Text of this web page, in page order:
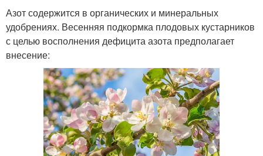
Азот содержится в органических и минеральных
удобрениях. Весенняя подкормка плодовых кустарников
с целью восполнения дефицита азота предполагает
внесение: